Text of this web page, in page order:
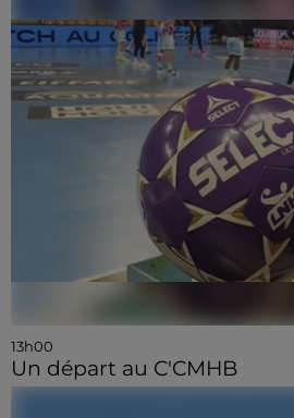
13h00
Un départ au C'CMHB